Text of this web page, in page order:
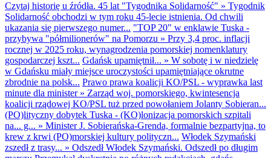
Czytaj historię u źródła. 45 lat "Tygodnika Solidarność" » Tygodnik
Solidarność obchodzi w tym roku 45-lecie istnienia. Od chwili
ukazania się pierwszego numer... "TOP 20" w enklawie Tuska -
przybywa "półmilionerów" na Pomorzu » Przy 3,4 proc. inflacji
rocznej w 2025 roku, wynagrodzenia pomorskiej nomenklatury
gospodarczej kszt... Gdańsk upamiętnił... » W sobotę i w niedzielę
w Gdańsku miały miejsce uroczystości upamiętniające okrutne
zbrodnie na polsk... Prawo prawa koalicji KO/PSL - wyprawka last
minute dla minister» Zarząd woj. pomorskiego, kwintesencja
koalicji rządowej KO/PSL tuż przed powołaniem Jolanty Sobieran...
(PO)lityczny dobytek Tuska - (KO)lonizacja pomorskich szpitali
na... g... » Minister J. Sobierańska-Grenda, formalnie bezpartyjna, to
krew z krwi (PO)morskiej kultury polityczn... Włodek Szymański
zszedł z trasy... » Odszedł Włodek Szymański. Odszedł po długim